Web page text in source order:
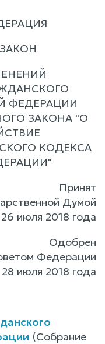
ФЕДЕРАЦИИ
ЗАКОНА "О
КОДЕКСА
Принят
Думой
26 июля 2018 года
Одобрен
Федерации
28 июля 2018 года
(Собрание